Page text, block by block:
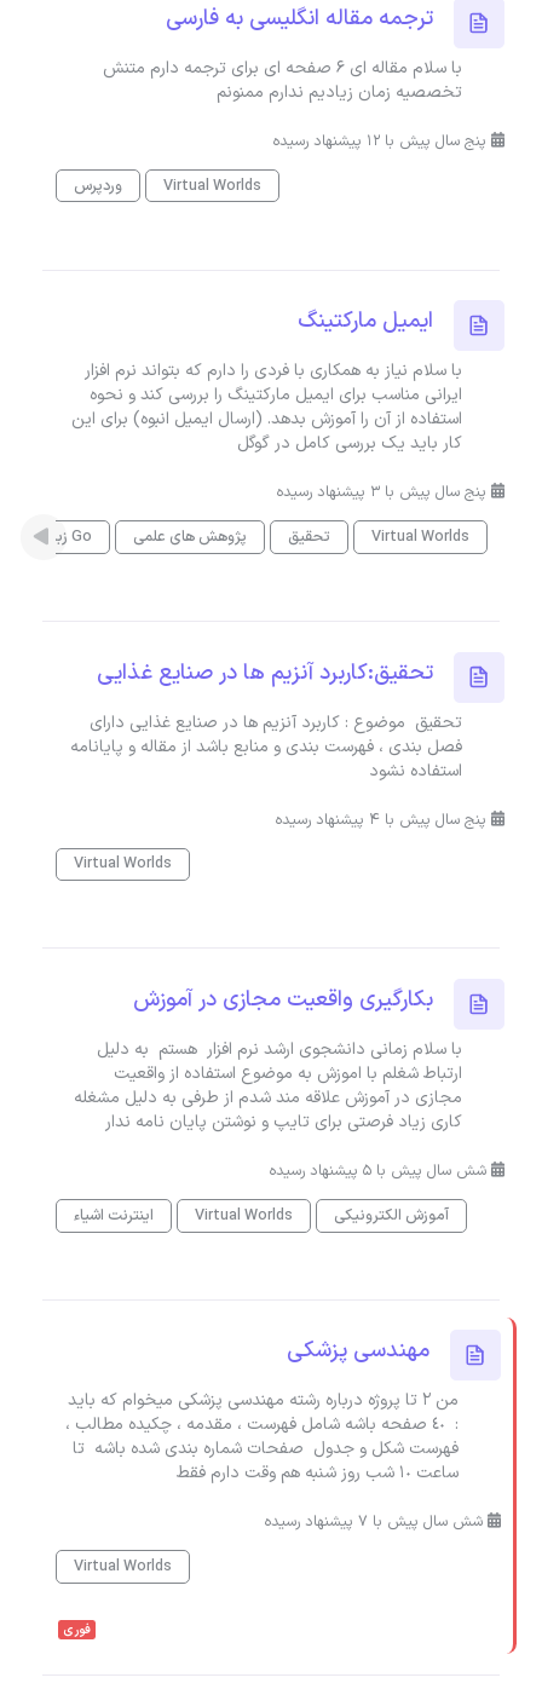
ترجمه مقاله انگلیسی به فارسی
با سلام مقاله ای ۶ صفحه ای برای ترجمه دارم متنش
تخصصیه زمان زیادیم ندارم ممنونم
پنج سال پیش با 12 پیشنهاد رسیده
Virtual Worlds
وردپرس
ایمیل مارکتینگ
با سلام نیاز به همکاری با فردی را دارم که بتواند نرم افزار
ایرانی مناسب برای ایمیل مارکتینگ را بررسی کند و نحوه
استفاده از آن را آموزش بدهد. (ارسال ایمیل انبوه) برای این
کار باید یک بررسی کامل در گوگل
پنج سال پیش با 3 پیشنهاد رسیده
Virtual Worlds
تحقیق پژوهش های علمی زبان Go
تحقیق:کاربرد آنزیم ها در صنایع غذایی
تحقیق موضوع : کاربرد آنزیم ها در صنایع غذایی دارای
فصل بندی ، فهرست بندی و منابع باشد از مقاله و پایانامه
استفاده نشود
پنج سال پیش با 4 پیشنهاد رسیده
Virtual Worlds
بکارگیری واقعیت مجازی در آموزش
با سلام زمانی دانشجوی ارشد نرم افزار هستم به دلیل
ارتباط شغلم با اموزش به موضوع استفاده از واقعیت
مجازی در آموزش علاقه مند شدم از طرفی به دلیل مشغله
کاری زیاد فرصتی برای تایپ و نوشتن پایان نامه ندار
شش سال پیش با 5 پیشنهاد رسیده
آموزش الکترونیکی
Virtual Worlds اینترنت اشیاء
مهندسى پزشكى
من ٢ تا پروژه درباره رشته مهندسى پزشكى ميخوام كه بايد
: ٤٠ صفحه باشه شامل فهرست ، مقدمه ، چكيده مطالب ،
فهرست شكل و جدول صفحات شماره بندى شده باشه تا
ساعت ١٠ شب روز شنبه هم وقت دارم فقط
شش سال پیش با 7 پیشنهاد رسیده
Virtual Worlds
فوری